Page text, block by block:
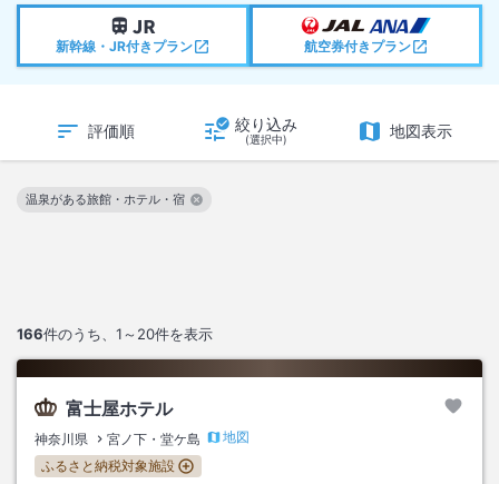
新幹線・JR付きプラン 航空券付きプラン
評価順 絞り込み
(選択中) 地図表示
166件のうち、 1～20件を表示
温泉がある旅館・ホテル・宿
この絞り込み条件を解除
富士屋ホテル
神奈川県 宮ノ下・堂ケ島
地図
ふるさと納税対象施設